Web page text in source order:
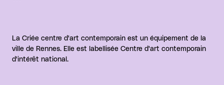
La Criée centre d'art contemporain est un équipement de la
ville de Rennes. Elle est labellisée Centre d'art contemporain
d'intérêt national.